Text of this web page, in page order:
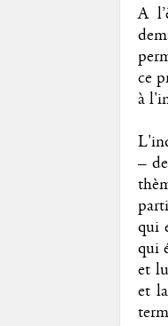
A
ce
à
–
qui
qui
et
et